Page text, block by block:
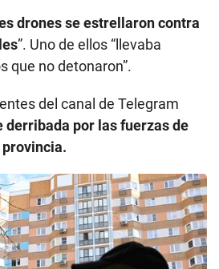
drones se estrellaron contra
”. Uno de ellos “llevaba
que no detonaron”.
del canal de Telegram
derribada por las fuerzas de